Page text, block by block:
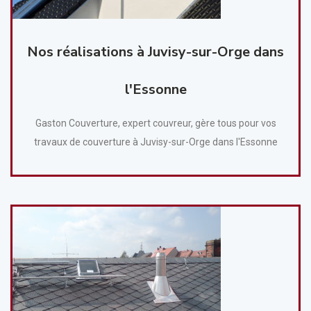
Nos réalisations à Juvisy-sur-Orge dans
l'Essonne
Gaston Couverture, expert couvreur, gère tous pour vos
travaux de couverture à Juvisy-sur-Orge dans l'Essonne